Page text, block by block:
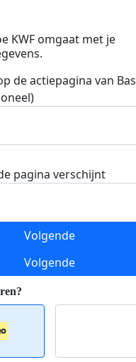
KWF omgaat met je
de actiepagina van Bas
pagina verschijnt
Volgende
Volgende